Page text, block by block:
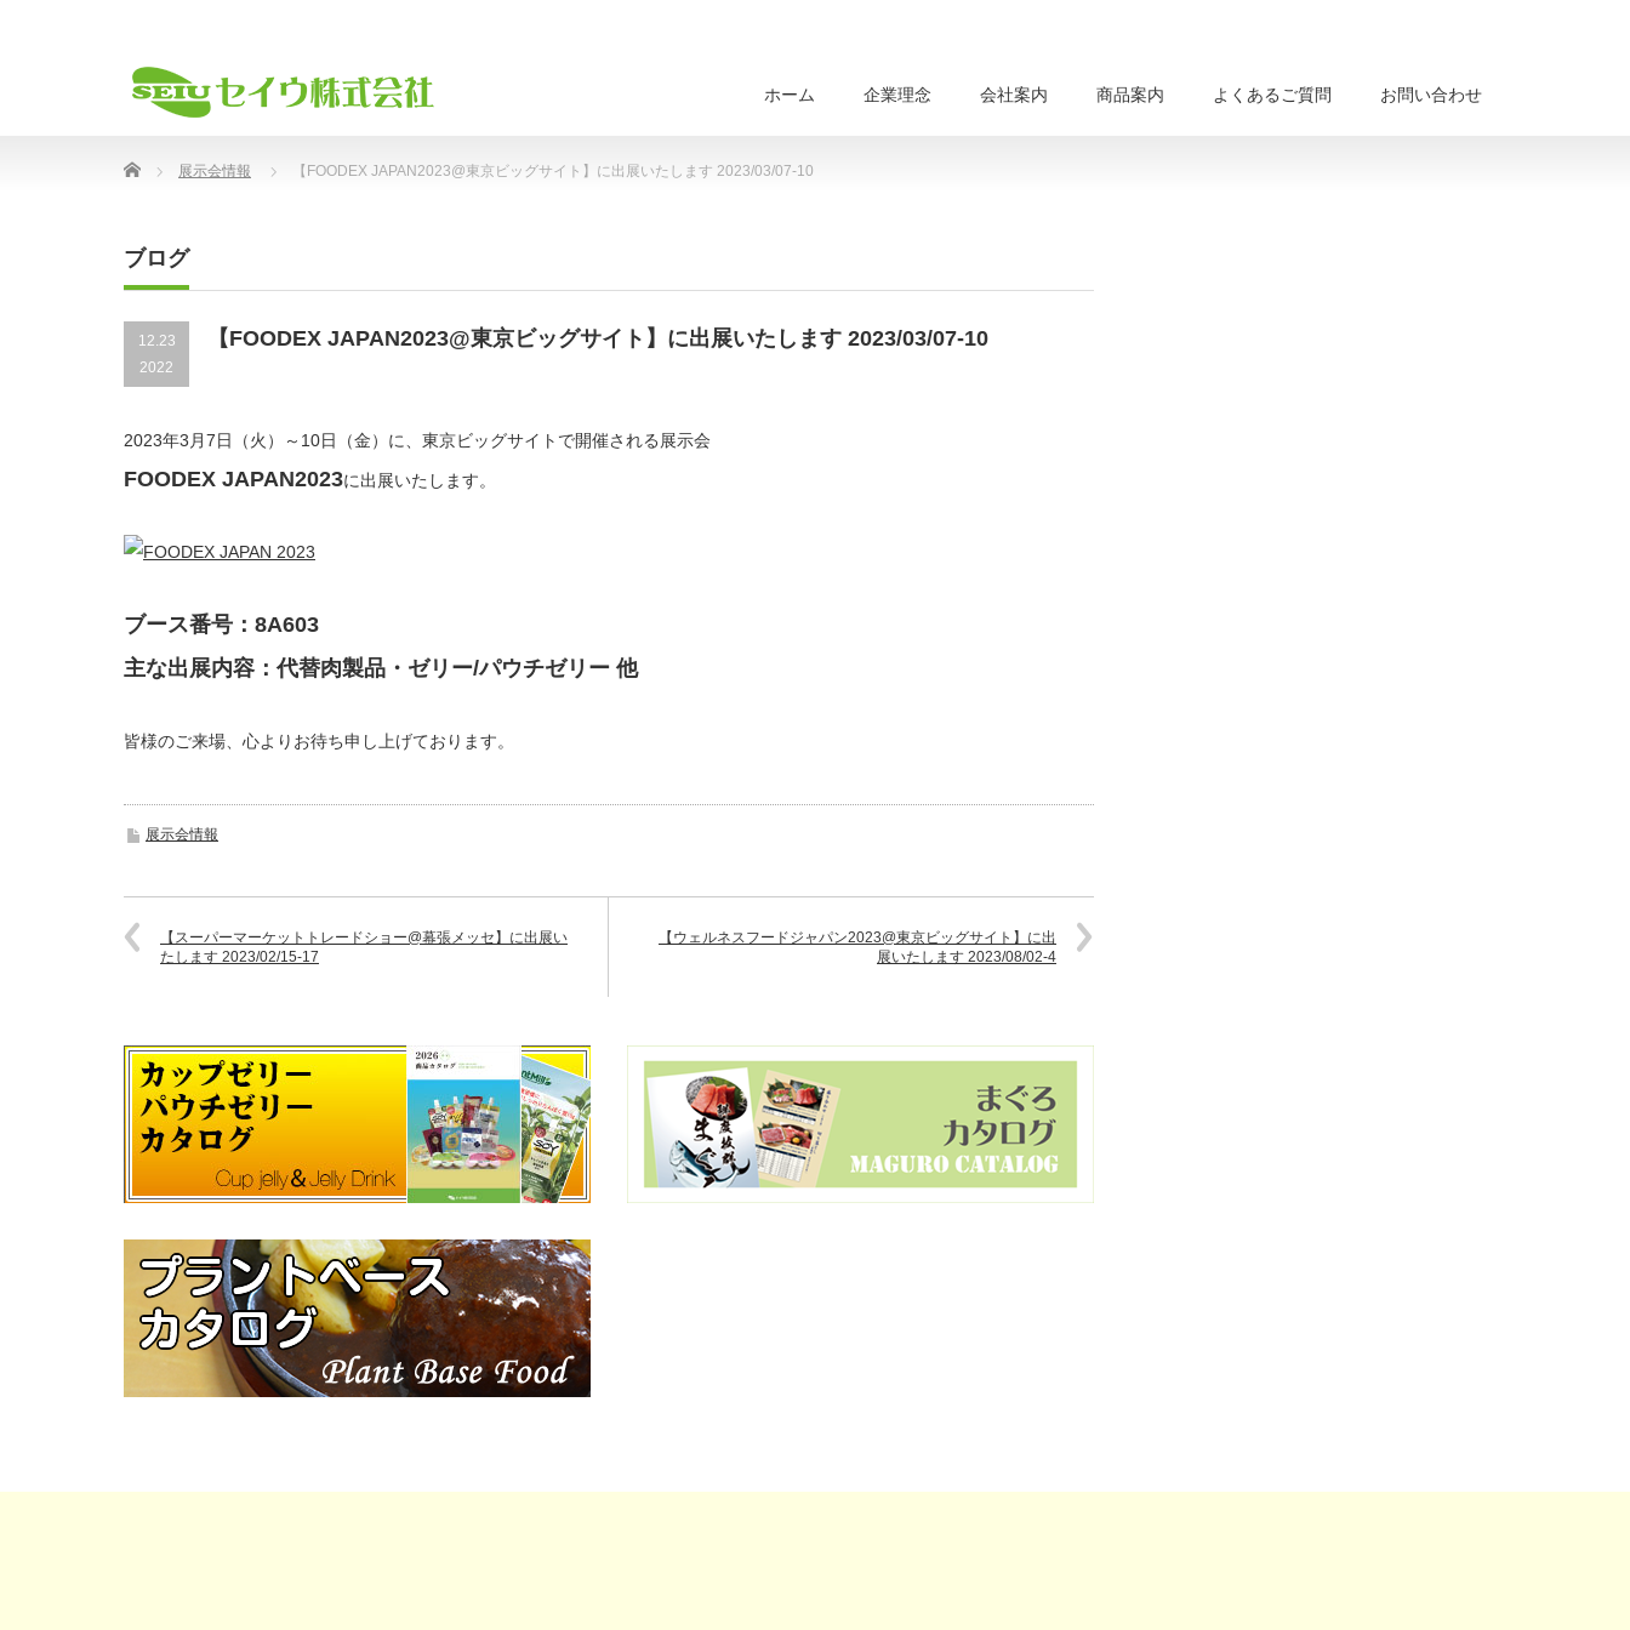
ホーム 企業理念 会社案内 商品案内 よくあるご質問 お問い合わせ
Home 展示会情報 【FOODEX JAPAN2023@東京ビッグサイト】に出展いたします 2023/03/07-10
ブログ
12.23
2022
【FOODEX JAPAN2023@東京ビッグサイト】に出展いたします 2023/03/07-10
2023年3月7日（火）～10日（金）に、東京ビッグサイトで開催される展示会
FOODEX JAPAN2023に出展いたします。
ブース番号：8A603
主な出展内容：代替肉製品・ゼリー/パウチゼリー 他
皆様のご来場、心よりお待ち申し上げております。
展示会情報
【スーパーマーケットトレードショー@幕張メッセ】に出展い
たします 2023/02/15-17
【ウェルネスフードジャパン2023@東京ビッグサイト】に出
展いたします 2023/08/02-4